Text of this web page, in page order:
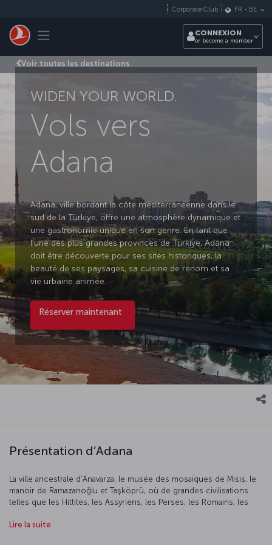
Toggle navigation
Corporate Club FR - BE
CONNEXION
or become a member
Voir toutes les destinations
WIDEN YOUR WORLD.
Vols vers
Adana
Adana, ville bordant la côte méditerranéenne dans le
sud de la Türkiye, offre une atmosphère dynamique et
une gastronomie unique en son genre. En tant que
l’une des plus grandes provinces de Türkiye, Adana
doit être découverte pour ses sites historiques, la
beauté de ses paysages, sa cuisine de renom et sa
vie urbaine animée.
Réserver maintenant
Présentation d’Adana
La ville ancestrale d’Anavarza, le musée des mosaïques de Misis, le
manoir de Ramazanoğlu et Taşköprü, où de grandes civilisations
telles que les Hittites, les Assyriens, les Perses, les Romains, les
la richesse de l’histoire d’Adana, dont l’origine remonte à 5 000 ans
Lire la suite